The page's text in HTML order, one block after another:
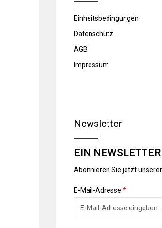
Einheitsbedingungen
Datenschutz
AGB
Impressum
Newsletter
EIN
Abonnieren Sie jetzt
E-Mail-Adresse *